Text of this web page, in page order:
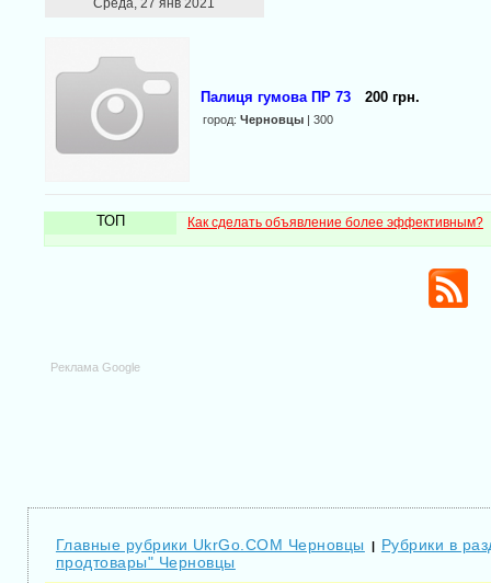
Среда, 27 янв 2021
Палиця гумова ПР 73 200 грн.
город: Черновцы| 300
ТОП Как сделать объявление более эффективным?
Реклама Google
Главные рубрики UkrGo.COM Черновцы | Рубрики в
продтовары" Черновцы